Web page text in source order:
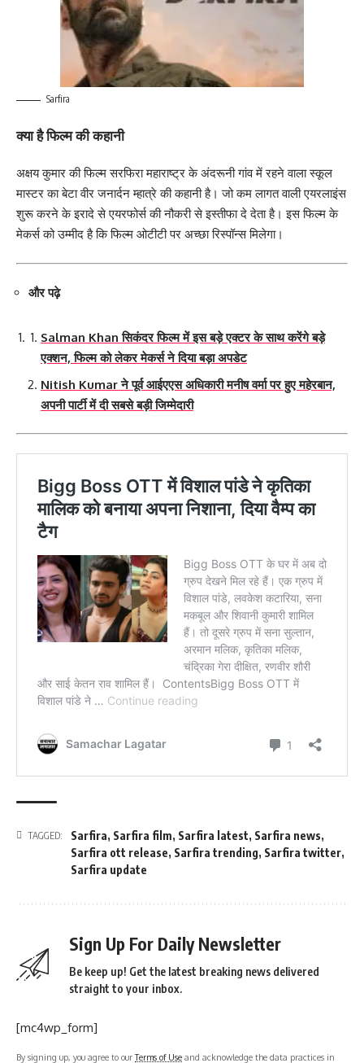
Sarfira
क्या है फिल्म की कहानी
अक्षय कुमार की फिल्म सरफिरा महाराष्ट्र के अंदरूनी गांव में रहने वाला स्‍कूल
मास्‍टर का बेटा वीर जनार्दन म्हात्रे की कहानी है। जो कम लागत वाली एयरलाइंस
शुरू करने के इरादे से एयरफोर्स की नौकरी से इस्तीफा दे देता है। इस फिल्म के
मेकर्स को उम्मीद है कि फिल्म ओटीटी पर अच्छा रिस्पॉन्स मिलेगा।
और पढ़े
Salman Khan सिकंदर फिल्म में इस बड़े एक्टर के साथ करेंगे बड़े
एक्शन, फिल्म को लेकर मेकर्स ने दिया बड़ा अपडेट
Nitish Kumar ने पूर्व आईएएस अधिकारी मनीष वर्मा पर हुए महेरबान,
अपनी पार्टी में दी सबसे बड़ी जिम्मेदारी
TAGGED: Sarfira, Sarfira film, Sarfira latest, Sarfira news,
Sarfira ott release, Sarfira trending, Sarfira twitter,
Sarfira update
Sign Up For Daily Newsletter
Be keep up! Get the latest breaking news delivered
straight to your inbox.
[mc4wp_form]
By signing up, you agree to ourTerms of Use and acknowledge the data practices in